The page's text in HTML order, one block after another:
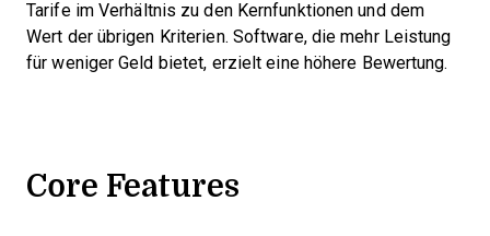
Tarife im Verhältnis zu den Kernfunktionen und dem
Wert der übrigen Kriterien. Software, die mehr Leistung
für weniger Geld bietet, erzielt eine höhere Bewertung.
Core Features